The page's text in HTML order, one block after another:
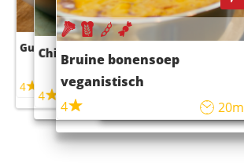
Guacamole
4
Chili con carne
4
Bruine bonensoep
veganistisch
4
20m
Sushi rijstsalade
maaltijdsalade
4